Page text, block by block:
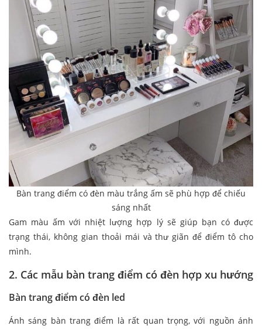
Bàn trang điểm có đèn màu trắng ấm sẽ phù hợp để chiếu
sáng nhất
Gam màu ấm với nhiệt lượng hợp lý sẽ giúp bạn có được
trạng thái, không gian thoải mái và thư giãn để điểm tô cho
mình.
2. Các mẫu bàn trang điểm có đèn hợp xu hướng
Bàn trang điểm có đèn led
Ánh sáng bàn trang điểm là rất quan trọng, với nguồn ánh